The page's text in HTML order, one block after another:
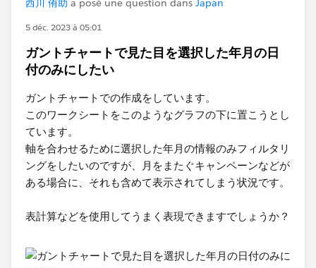
西川 侑助 a posé une question dans Japan
5 déc. 2023 à 05:01
ガントチャートで見た目を選択した年月の日
付のみにしたい
ガントチャートでの作成をしています。
このワークシートをこのようなグラフの下に置こうとし
ています。
軸を合わせるために選択した年月の情報のみフィルタリ
ングをしたいのですが、月をまたぐキャンペーンなどが
ある場合に、それも含めて表示されてしまう状況です。
表計算などを使用してうまく表現できますでしょうか？